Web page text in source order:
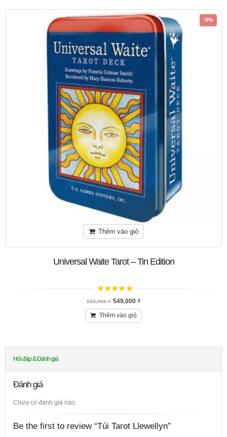
-9%
Thêm vào giỏ
Universal Waite Tarot – Tin Edition
trên 5
600,000₫ 549,000₫
Thêm vào giỏ
Hỏi đáp & Đánh giá
Đánh giá
Chưa có đánh giá nào.
Be the first to review “Túi Tarot Llewellyn”